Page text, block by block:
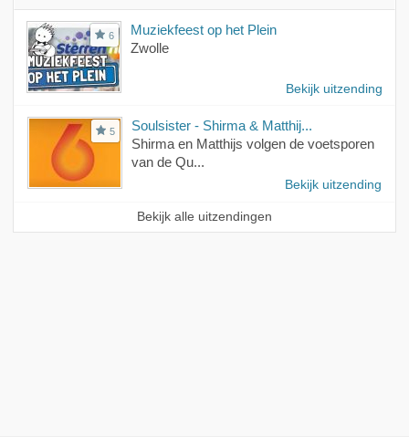
6
Muziekfeest op het Plein
Zwolle
Bekijk uitzending
5
Soulsister - Shirma & Matthij...
Shirma en Matthijs volgen de voetsporen
van de Qu...
Bekijk uitzending
Bekijk alle uitzendingen